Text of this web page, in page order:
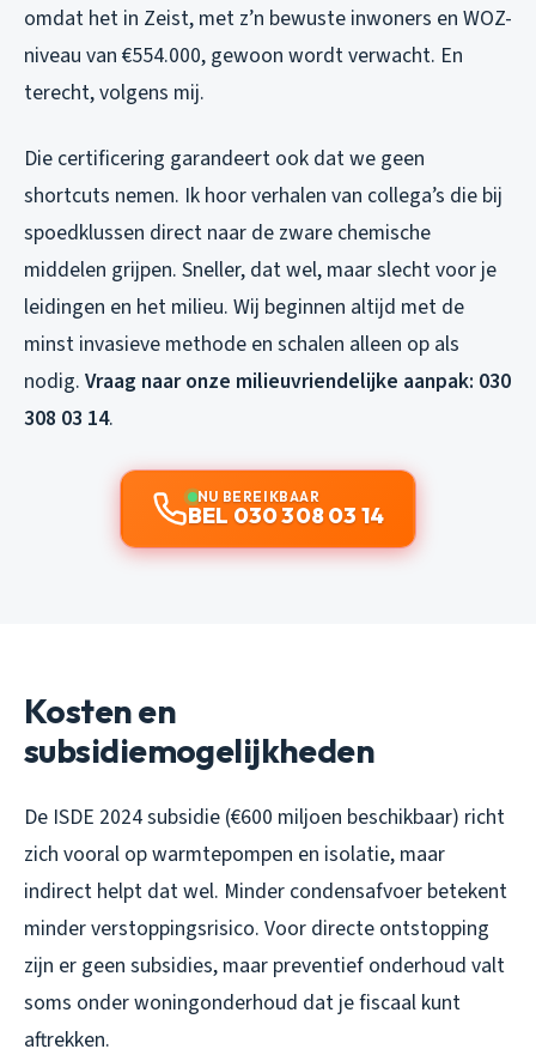
omdat het in Zeist, met z’n bewuste inwoners en WOZ-
niveau van €554.000, gewoon wordt verwacht. En
terecht, volgens mij.
Die certificering garandeert ook dat we geen
shortcuts nemen. Ik hoor verhalen van collega’s die bij
spoedklussen direct naar de zware chemische
middelen grijpen. Sneller, dat wel, maar slecht voor je
leidingen en het milieu. Wij beginnen altijd met de
minst invasieve methode en schalen alleen op als
nodig. Vraag naar onze milieuvriendelijke aanpak: 030
308 03 14.
NU BEREIKBAAR
BEL 030 308 03 14
Kosten en
subsidiemogelijkheden
De ISDE 2024 subsidie (€600 miljoen beschikbaar) richt
zich vooral op warmtepompen en isolatie, maar
indirect helpt dat wel. Minder condensafvoer betekent
minder verstoppingsrisico. Voor directe ontstopping
zijn er geen subsidies, maar preventief onderhoud valt
soms onder woningonderhoud dat je fiscaal kunt
aftrekken.